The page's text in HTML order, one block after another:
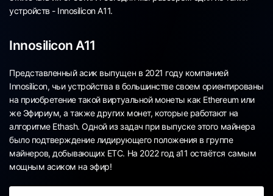
устройств - Innosilicon A11.
Innosilicon A11
Представленный асик выпущен в 2021 году компанией
Innosilicon, чьи устройства в большинстве своем ориентированы
на приобретение такой виртуальной монеты как Ethereum или
же Эфириум, а также других монет, которые работают на
алгоритме Ethash. Одной из задач при выпуске этого майнера
было подтверждение лидирующего положения в группе
майнеров, добывающих ETC. На 2022 год a11 остаётся самым
мощным асиком на эфир!